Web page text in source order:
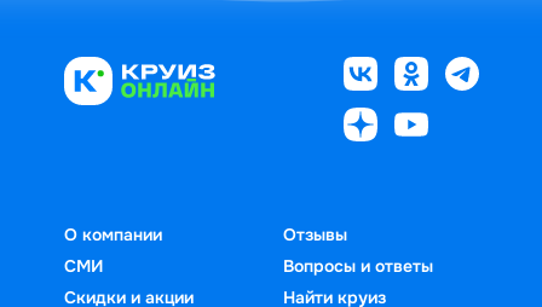
О компании
СМИ
Скидки и акции
Отзывы
Вопросы и ответы
Найти круиз